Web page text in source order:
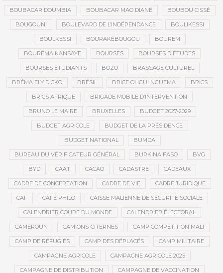
BOUBACAR DOUMBIA BOUBACAR MAO DIANÉ BOUBOU CISSÉ
BOUGOUNI BOULEVARD DE L’INDÉPENDANCE BOULIKESSI
BOULKESSI BOURAKÉBOUGOU BOUREM
BOURÉMA KANSAYE BOURSES BOURSES D'ÉTUDES
BOURSES ÉTUDIANTS BOZO BRASSAGE CULTUREL
BRÉMA ELY DICKO BRÉSIL BRICE OLIGUI NGUEMA BRICS
BRICS AFRIQUE BRIGADE MOBILE D’INTERVENTION
BRUNO LE MAIRE BRUXELLES BUDGET 2027-2029
BUDGET AGRICOLE BUDGET DE LA PRÉSIDENCE
BUDGET NATIONAL BUMDA
BUREAU DU VÉRIFICATEUR GÉNÉRAL BURKINA FASO BVG
BYD CAAT CACAO CADASTRE CADEAUX
CADRE DE CONCERTATION CADRE DE VIE CADRE JURIDIQUE
CAF CAFÉ PHILO CAISSE MALIENNE DE SÉCURITÉ SOCIALE
CALENDRIER COUPE DU MONDE CALENDRIER ÉLECTORAL
CAMEROUN CAMIONS-CITERNES CAMP COMPÉTITION MALI
CAMP DE RÉFUGIÉS CAMP DES DÉPLACÉS CAMP MILITAIRE
CAMPAGNE AGRICOLE CAMPAGNE AGRICOLE 2025
CAMPAGNE DE DISTRIBUTION CAMPAGNE DE VACCINATION